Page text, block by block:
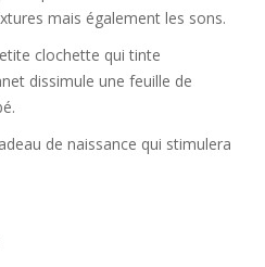
mais également les sons.
clochette qui tinte
dissimule une feuille de
de naissance qui stimulera